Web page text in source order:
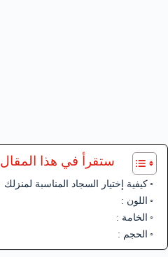
ستقرأ في هذا المقال
كيفية إختيار السجاد المناسبة لمنزلك
اللون :
الخامة :
الحجم :